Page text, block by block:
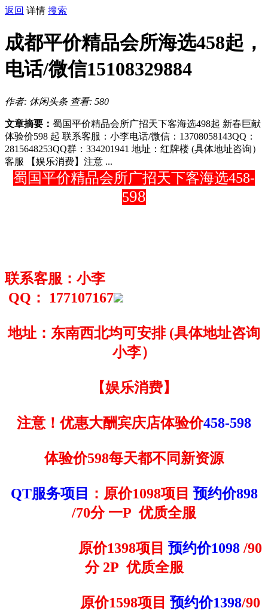
返回 详情 搜索
成都平价精品会所海选458起，
电话/微信15108329884
作者: 休闲头条 查看: 580
文章摘要： 蜀国平价精品会所广招天下客海选498起 新春巨献
体验价598 起 联系客服：小李电话/微信：13708058143QQ：
2815648253QQ群：334201941 地址：红牌楼 (具体地址咨询）
客服 【娱乐消费】注意 ...
蜀国平价精品会所广招天下客海选458-
598
联系客服：小李
QQ ： 177107167
地址：东南西北均可安排 (具体地址咨询
小李）
【娱乐消费】
注意！优惠大酬宾庆店体验价458-598
体验价598每天都不同新资源
QT服务项目 ：原价1098项目 预约价898
/70分 一P 优质全服
原价1398项目 预约价1098/90
分 2P 优质全服
原价1598项目 预约价1398/90